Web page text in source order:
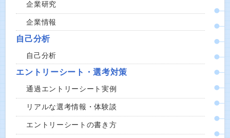
企業研究
企業情報
自己分析
自己分析
エントリーシート・選考対策
通過エントリーシート実例
リアルな選考情報・体験談
エントリーシートの書き方